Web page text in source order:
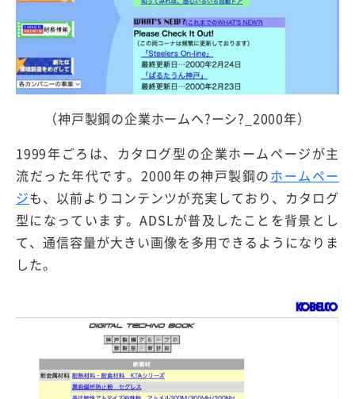
（神戸製鋼の企業ホームヘ?ーシ?_2000年）
1999年ごろは、カタログ型の企業ホームページが主
流だった年代です。2000年の神戸製鋼のホームペー
ジも、以前よりコンテンツが充実しており、カタログ
型になっています。ADSLが普及したことを背景とし
て、通信容量が大きい画像を多用できるようになりま
した。